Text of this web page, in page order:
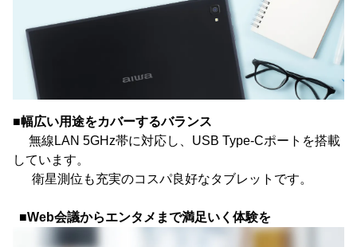
■幅広い用途をカバーするバランス
無線LAN 5GHz帯に対応し、USB Type-Cポートを搭載
しています。
衛星測位も充実のコスパ良好なタブレットです。
■Web会議からエンタメまで満足いく体験を